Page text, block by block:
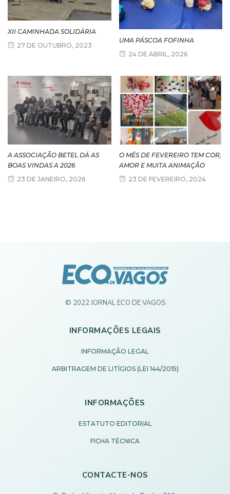
XII CAMINHADA SOLIDÁRIA
27 DE OUTUBRO, 2023
UMA PÁSCOA FOFINHA
24 DE ABRIL, 2026
A ASSOCIAÇÃO BETEL DÁ AS
BOAS VINDAS A 2026
23 DE JANEIRO, 2026
O MÊS DE FEVEREIRO TEM COR,
AMOR E MUITA ANIMAÇÃO
23 DE FEVEREIRO, 2024
© 2022 JORNAL ECO DE VAGOS
INFORMAÇÕES LEGAIS
INFORMAÇÃO LEGAL
ARBITRAGEM DE LITÍGIOS (LEI 144/2015)
INFORMAÇÕES
ESTATUTO EDITORIAL
FICHA TÉCNICA
CONTACTE-NOS